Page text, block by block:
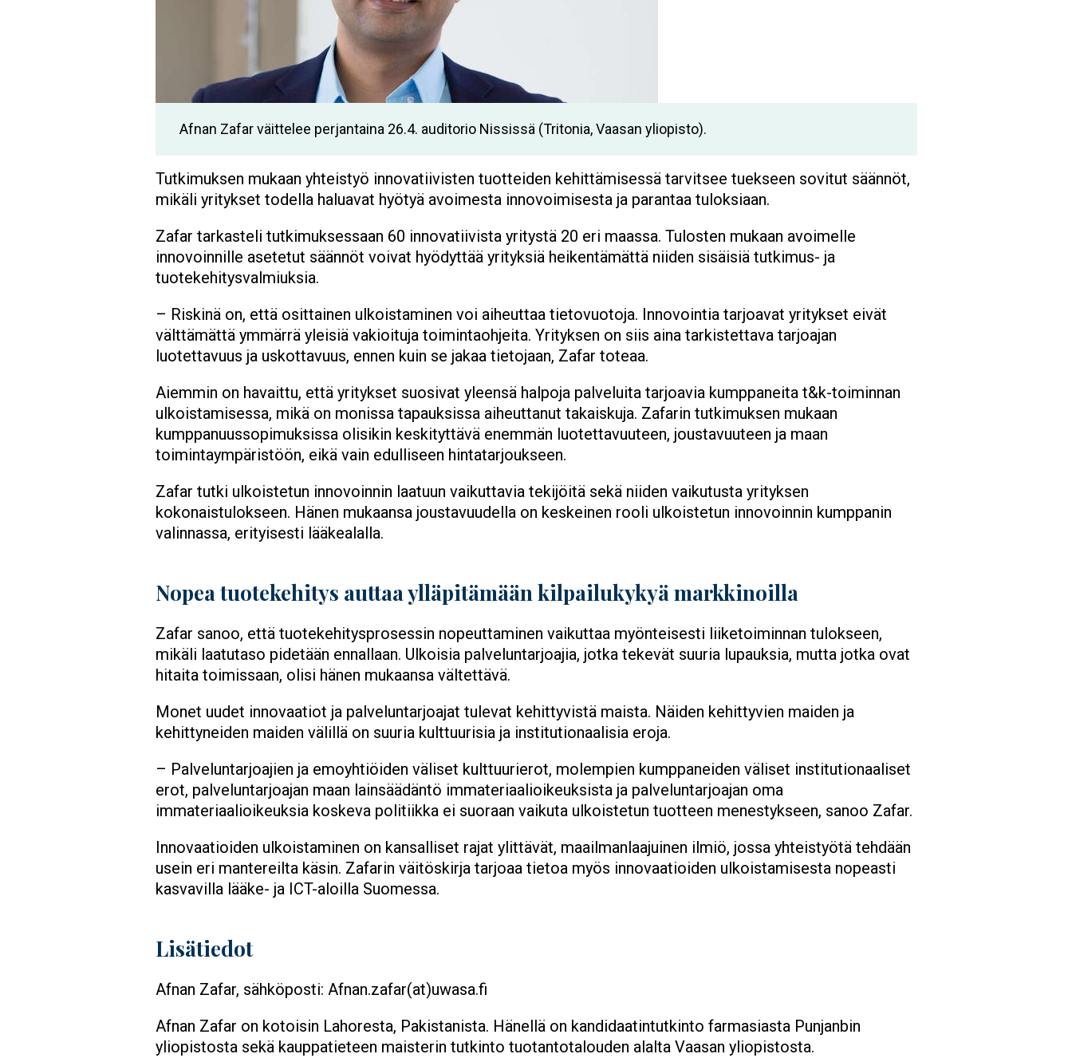
Afnan Zafar väittelee perjantaina 26.4. auditorio Nississä (Tritonia, Vaasan yliopisto).
Tutkimuksen mukaan yhteistyö innovatiivisten tuotteiden kehittämisessä tarvitsee tuekseen sovitut säännöt,
mikäli yritykset todella haluavat hyötyä avoimesta innovoimisesta ja parantaa tuloksiaan.
Zafar tarkasteli tutkimuksessaan 60 innovatiivista yritystä 20 eri maassa. Tulosten mukaan avoimelle
innovoinnille asetetut säännöt voivat hyödyttää yrityksiä heikentämättä niiden sisäisiä tutkimus- ja
tuotekehitysvalmiuksia.
– Riskinä on, että osittainen ulkoistaminen voi aiheuttaa tietovuotoja. Innovointia tarjoavat yritykset eivät
välttämättä ymmärrä yleisiä vakioituja toimintaohjeita. Yrityksen on siis aina tarkistettava tarjoajan
luotettavuus ja uskottavuus, ennen kuin se jakaa tietojaan, Zafar toteaa.
Aiemmin on havaittu, että yritykset suosivat yleensä halpoja palveluita tarjoavia kumppaneita t&k-toiminnan
ulkoistamisessa, mikä on monissa tapauksissa aiheuttanut takaiskuja. Zafarin tutkimuksen mukaan
kumppanuussopimuksissa olisikin keskityttävä enemmän luotettavuuteen, joustavuuteen ja maan
toimintaympäristöön, eikä vain edulliseen hintatarjoukseen.
Zafar tutki ulkoistetun innovoinnin laatuun vaikuttavia tekijöitä sekä niiden vaikutusta yrityksen
kokonaistulokseen. Hänen mukaansa joustavuudella on keskeinen rooli ulkoistetun innovoinnin kumppanin
valinnassa, erityisesti lääkealalla.
Nopea tuotekehitys auttaa ylläpitämään kilpailukykyä markkinoilla
Zafar sanoo, että tuotekehitysprosessin nopeuttaminen vaikuttaa myönteisesti liiketoiminnan tulokseen,
mikäli laatutaso pidetään ennallaan. Ulkoisia palveluntarjoajia, jotka tekevät suuria lupauksia, mutta jotka ovat
hitaita toimissaan, olisi hänen mukaansa vältettävä.
Monet uudet innovaatiot ja palveluntarjoajat tulevat kehittyvistä maista. Näiden kehittyvien maiden ja
kehittyneiden maiden välillä on suuria kulttuurisia ja institutionaalisia eroja.
– Palveluntarjoajien ja emoyhtiöiden väliset kulttuurierot, molempien kumppaneiden väliset institutionaaliset
erot, palveluntarjoajan maan lainsäädäntö immateriaalioikeuksista ja palveluntarjoajan oma
immateriaalioikeuksia koskeva politiikka ei suoraan vaikuta ulkoistetun tuotteen menestykseen, sanoo Zafar.
Innovaatioiden ulkoistaminen on kansalliset rajat ylittävät, maailmanlaajuinen ilmiö, jossa yhteistyötä tehdään
usein eri mantereilta käsin. Zafarin väitöskirja tarjoaa tietoa myös innovaatioiden ulkoistamisesta nopeasti
kasvavilla lääke- ja ICT-aloilla Suomessa.
Lisätiedot
Afnan Zafar, sähköposti: Afnan.zafar(at)uwasa.fi
Afnan Zafar on kotoisin Lahoresta, Pakistanista. Hänellä on kandidaatintutkinto farmasiasta Punjanbin
yliopistosta sekä kauppatieteen maisterin tutkinto tuotantotalouden alalta Vaasan yliopistosta.